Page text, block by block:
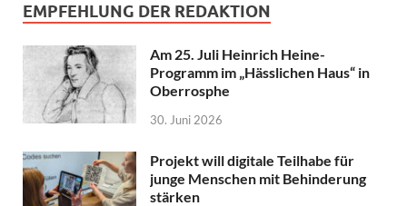
EMPFEHLUNG DER REDAKTION
Am 25. Juli Heinrich Heine-
Programm im „Hässlichen Haus“ in
Oberrosphe
30. Juni 2026
Projekt will digitale Teilhabe für
junge Menschen mit Behinderung
stärken